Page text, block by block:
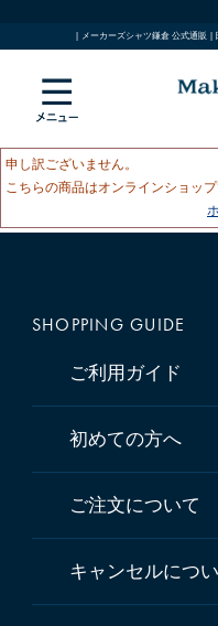
| メーカーズシャツ鎌倉 公式通販
申し訳ございません。
こちらの商品はオンラインショッ
SHOPPING GUIDE
ご利用ガイド
初めての方へ
ご注文について
キャンセルにつ